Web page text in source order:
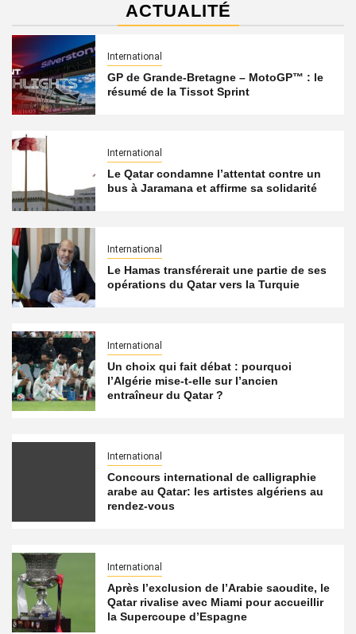
ACTUALITÉ
International
GP de Grande-Bretagne – MotoGP™ : le
résumé de la Tissot Sprint
International
Le Qatar condamne l’attentat contre un
bus à Jaramana et affirme sa solidarité
International
Le Hamas transférerait une partie de ses
opérations du Qatar vers la Turquie
International
Un choix qui fait débat : pourquoi
l’Algérie mise-t-elle sur l’ancien
entraîneur du Qatar ?
International
Concours international de calligraphie
arabe au Qatar: les artistes algériens au
rendez-vous
International
Après l’exclusion de l’Arabie saoudite, le
Qatar rivalise avec Miami pour accueillir
la Supercoupe d’Espagne